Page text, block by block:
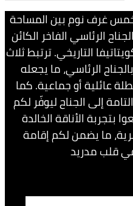
غرف نوم بين المساحة
الرئاسي الفاخر الكائن
التاريخي. ترتبط ثلاث
الرئاسي، ما يجعله
عائلية أو جماعية. كما
إلى الجناح ليوفّر لكم
بتجربة الأناقة الخالدة
ما يضمن لكم إقامة